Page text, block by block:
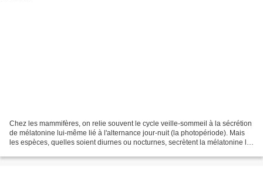
Chez les mammifères, on relie souvent le cycle veille-sommeil à la sécrétion
de mélatonine lui-même lié à l'alternance jour-nuit (la photopériode). Mais
les espèces, quelles soient diurnes ou nocturnes, secrètent la mélatonine la